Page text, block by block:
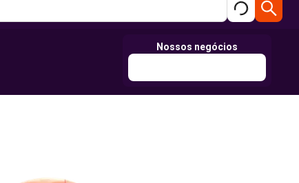
Nossos negócios